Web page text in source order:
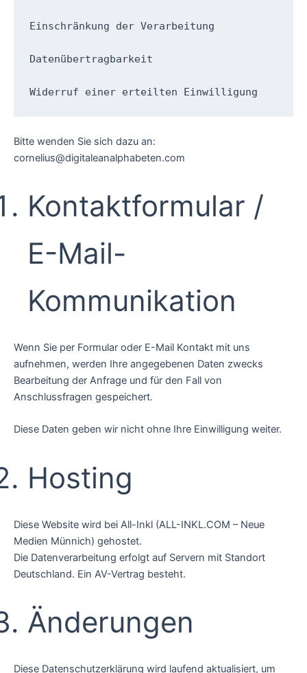
Einschränkung der Verarbeitung
Datenübertragbarkeit
Widerruf einer erteilten Einwilligung
Bitte wenden Sie sich dazu an:
cornelius@digitaleanalphabeten.com
Kontaktformular /
E-Mail-
Kommunikation
Wenn Sie per Formular oder E-Mail Kontakt mit uns
aufnehmen, werden Ihre angegebenen Daten zwecks
Bearbeitung der Anfrage und für den Fall von
Anschlussfragen gespeichert.
Diese Daten geben wir nicht ohne Ihre Einwilligung weiter.
Hosting
Diese Website wird bei All-Inkl (ALL-INKL.COM – Neue
Medien Münnich) gehostet.
Die Datenverarbeitung erfolgt auf Servern mit Standort
Deutschland. Ein AV-Vertrag besteht.
Änderungen
Diese Datenschutzerklärung wird laufend aktualisiert, um